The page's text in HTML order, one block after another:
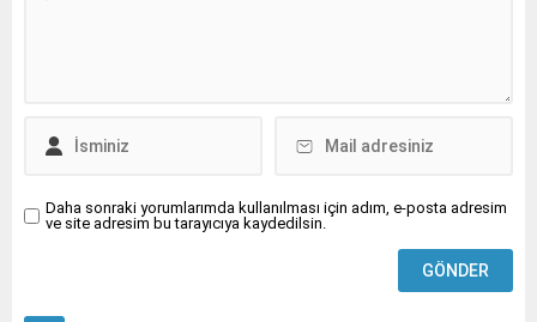
Daha sonraki yorumlarımda kullanılması için adım, e-posta adresim
ve site adresim bu tarayıcıya kaydedilsin.